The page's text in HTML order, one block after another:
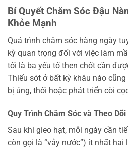
Bí Quyết Chăm Sóc Đậu
Khỏe Mạnh
Quá trình chăm sóc hàng ngày
kỳ quan trọng đối với việc làm
tối là ba yếu tố then chốt cần
Thiếu sót ở bất kỳ khâu nào
bị úng, thối hoặc phát triển còi
Quy Trình Chăm Sóc và Theo
Sau khi gieo hạt, mỗi ngày cần
còn gọi là “vảy nước”) ít nhất